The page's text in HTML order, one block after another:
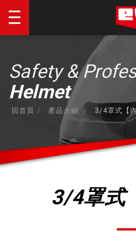
Safety &
Helmet
回首頁 產品介紹 3/4罩式【
3/4罩式